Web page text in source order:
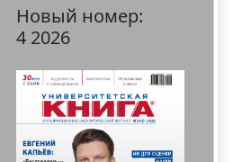
Новый номер:
4 2026